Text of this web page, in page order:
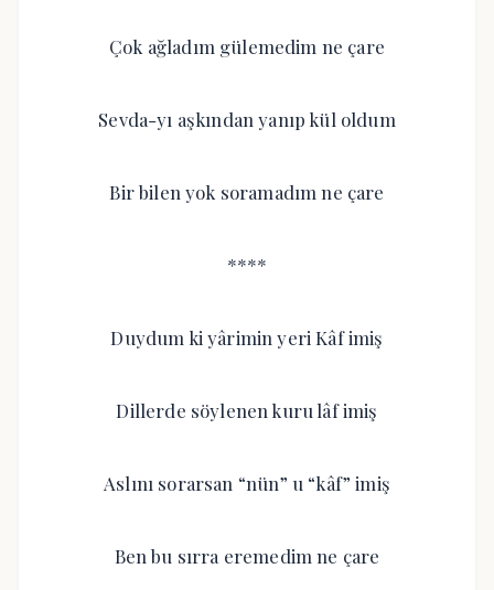
Çok ağladım gülemedim ne çare
Sevda-yı aşkından yanıp kül oldum
Bir bilen yok soramadım ne çare
****
Duydum ki yârimin yeri Kâf imiş
Dillerde söylenen kuru lâf imiş
Aslını sorarsan “nün” u “kâf” imiş
Ben bu sırra eremedim ne çare